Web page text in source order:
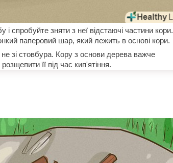
і спробуйте зняти з неї відстаючі частини кори.
паперовий шар, який лежить в основі кори.
зі стовбура. Кору з основи дерева важче
її під час кип'ятіння.